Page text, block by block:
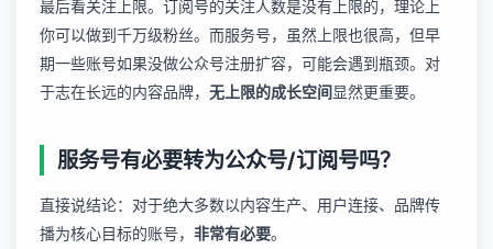
最后看关注上限。订阅号的关注人数是没有上限的，理论上
你可以做到千万级粉丝。而服务号，虽然上限也很高，但早
期一些账号如果没做公众号注册扩容，可能会遇到瓶颈。对
于志在长远的内容品牌， 无上限的成长空间显然更重要。
服务号有必要转为公众号/订阅号吗？
直接说结论：对于绝大多数以内容生产、用户连接、品牌传
播为核心目标的账号， 非常有必要。